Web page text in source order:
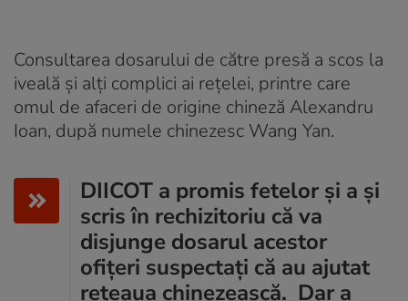
Consultarea dosarului de către presă a scos la
iveală și alți complici ai rețelei, printre care
omul de afaceri de origine chineză Alexandru
Ioan, după numele chinezesc Wang Yan.
DIICOT a promis fetelor și a și
scris în rechizitoriu că va
disjunge dosarul acestor
ofițeri suspectați că au ajutat
rețeaua chinezească. Dar a